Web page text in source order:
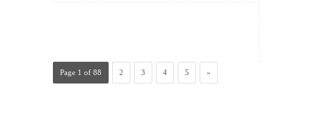
Page 1 of 88 2 3 4 5 »